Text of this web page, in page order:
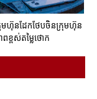
ហ៊ុនដែកថែបចិនក្រុមហ៊ុន
ខ្ពស់តម្លៃថោក